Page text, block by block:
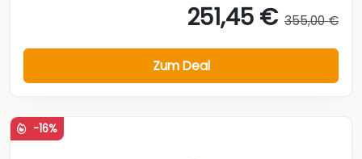
251,45 € 355,00 €
Zum Deal
-16%